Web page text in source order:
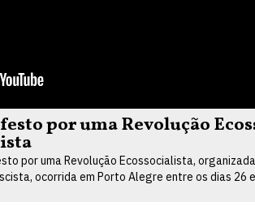
por uma Revolução
por uma Revolução Ecossocialista,
ocorrida em Porto Alegre entre os dias 26